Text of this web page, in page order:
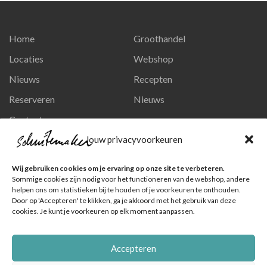
Jouw privacyvoorkeuren
Wij gebruiken cookies om je ervaring op onze site te verbeteren.
Sommige cookies zijn nodig voor het functioneren van de webshop, andere
helpen ons om statistieken bij te houden of je voorkeuren te onthouden.
Door op 'Accepteren' te klikken, ga je akkoord met het gebruik van deze
cookies. Je kunt je voorkeuren op elk moment aanpassen.
Accepteren
Home
Locaties
Nieuws
Reserveren
Contact
Privacy en persoonsgegevens
Groothandel
Webshop
Recepten
Nieuws
Ga naar onze pagina
Volg ons op Instagram
Ga naar onze pagina